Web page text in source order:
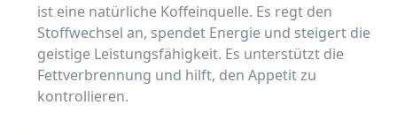
ist eine natürliche Koffeinquelle. Es regt den
Stoffwechsel an, spendet Energie und steigert die
geistige Leistungsfähigkeit. Es unterstützt die
Fettverbrennung und hilft, den Appetit zu
kontrollieren.